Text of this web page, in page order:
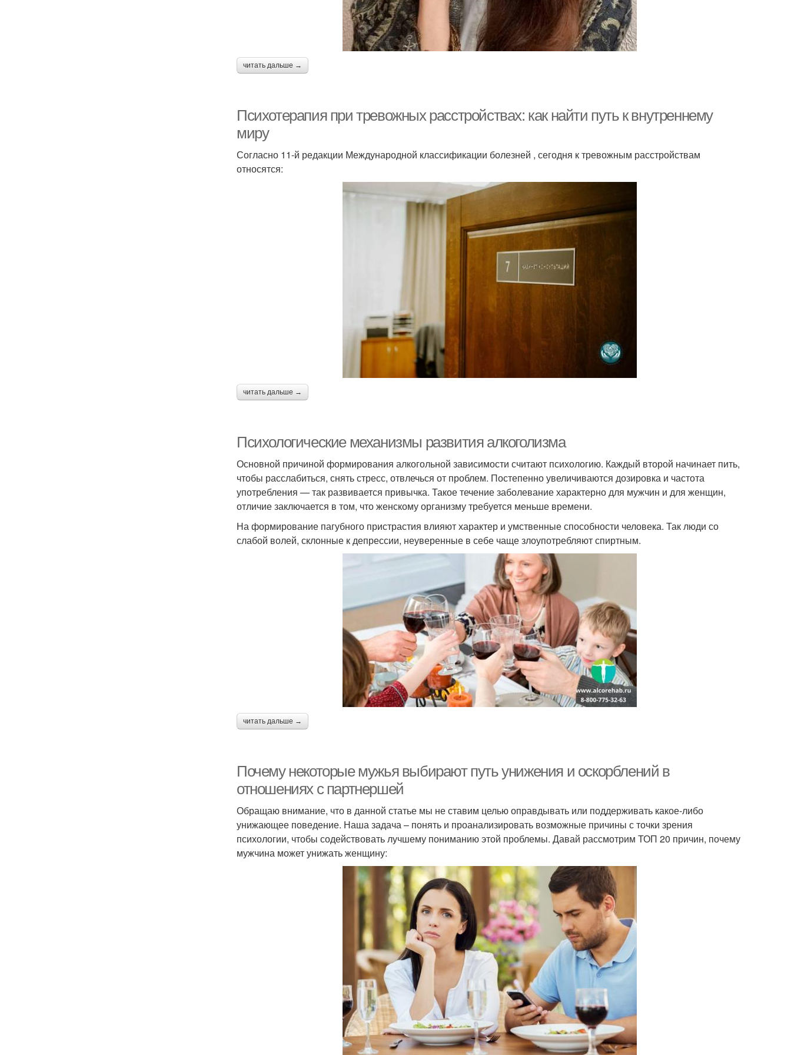
читать дальше →
Психотерапия при тревожных расстройствах: как найти путь к внутреннему
миру
Согласно 11-й редакции Международной классификации болезней , сегодня к тревожным расстройствам
относятся:
читать дальше →
Психологические механизмы развития алкоголизма
Основной причиной формирования алкогольной зависимости считают психологию. Каждый второй начинает пить,
чтобы расслабиться, снять стресс, отвлечься от проблем. Постепенно увеличиваются дозировка и частота
употребления — так развивается привычка. Такое течение заболевание характерно для мужчин и для женщин,
отличие заключается в том, что женскому организму требуется меньше времени.
На формирование пагубного пристрастия влияют характер и умственные способности человека. Так люди со
слабой волей, склонные к депрессии, неуверенные в себе чаще злоупотребляют спиртным.
читать дальше →
Почему некоторые мужья выбирают путь унижения и оскорблений в
отношениях с партнершей
Обращаю внимание, что в данной статье мы не ставим целью оправдывать или поддерживать какое-либо
унижающее поведение. Наша задача – понять и проанализировать возможные причины с точки зрения
психологии, чтобы содействовать лучшему пониманию этой проблемы. Давай рассмотрим ТОП 20 причин, почему
мужчина может унижать женщину: